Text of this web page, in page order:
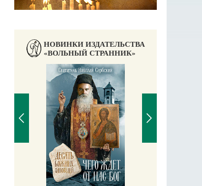
НОВИНКИ ИЗДАТЕЛЬСТВА
«ВОЛЬНЫЙ СТРАННИК»